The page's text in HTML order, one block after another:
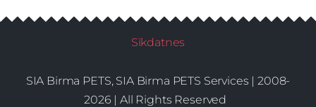
Sīkdatnes
SIA Birma PETS, SIA Birma PETS Services | 2008-
2026 | All Rights Reserved